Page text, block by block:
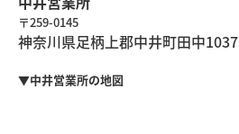
〒259-0145
神奈川県足柄上郡中井町田中1037
▼中井営業所の地図